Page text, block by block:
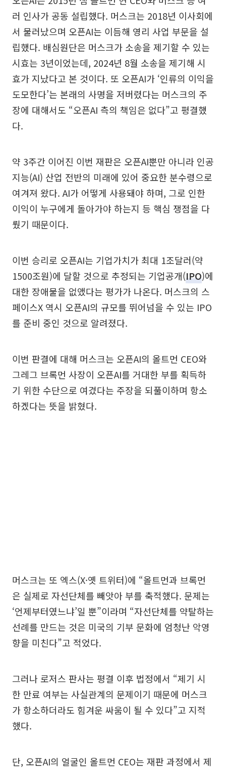
러 인사가 공동 설립했다. 머스크는 2018년 이사회에
서 물러났으며 오픈AI는 이듬해 영리 사업 부문을 설
립했다. 배심원단은 머스크가 소송을 제기할 수 있는
시효는 3년이었는데, 2024년 8월 소송을 제기해 시
효가 지났다고 본 것이다. 또 오픈AI가 ‘인류의 이익을
도모한다’는 본래의 사명을 저버렸다는 머스크의 주
장에 대해서도 “오픈AI 측의 책임은 없다”고 평결했
다.
약 3주간 이어진 이번 재판은 오픈AI뿐만 아니라 인공
지능(AI) 산업 전반의 미래에 있어 중요한 분수령으로
여겨져 왔다. AI가 어떻게 사용돼야 하며, 그로 인한
이익이 누구에게 돌아가야 하는지 등 핵심 쟁점을 다
뤘기 때문이다.
이번 승리로 오픈AI는 기업가치가 최대 1조달러(약
1500조원)에 달할 것으로 추정되는 기업공개(IPO)에
대한 장애물을 없앴다는 평가가 나온다. 머스크의 스
페이스X 역시 오픈AI의 규모를 뛰어넘을 수 있는 IPO
를 준비 중인 것으로 알려졌다.
이번 판결에 대해 머스크는 오픈AI의 올트먼 CEO와
그레그 브록먼 사장이 오픈AI를 거대한 부를 획득하
기 위한 수단으로 여겼다는 주장을 되풀이하며 항소
하겠다는 뜻을 밝혔다.
머스크는 또 엑스(X·옛 트위터)에 “올트먼과 브록먼
은 실제로 자선단체를 빼앗아 부를 축적했다. 문제는
‘언제부터였느냐’일 뿐”이라며 “자선단체를 약탈하는
선례를 만드는 것은 미국의 기부 문화에 엄청난 악영
향을 미친다”고 적었다.
그러나 로저스 판사는 평결 이후 법정에서 “제기 시
한 만료 여부는 사실관계의 문제이기 때문에 머스크
가 항소하더라도 힘겨운 싸움이 될 수 있다”고 지적
했다.
단, 오픈AI의 얼굴인 올트먼 CEO는 재판 과정에서 제